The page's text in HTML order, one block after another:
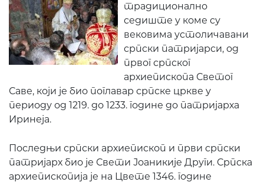
традиционално
седиште у коме су
вековима устоличавани
српски патријарси, од
првог српског
архиепископа Светог
Саве, који је био поглавар српске цркве у
периоду од 1219. до 1233. године до патријарха
Иринеја.
Последњи српски архиепископ и први српски
патријарх био је Свети Јоаникије Други. Српска
архиепископија је на Цвете 1346. године